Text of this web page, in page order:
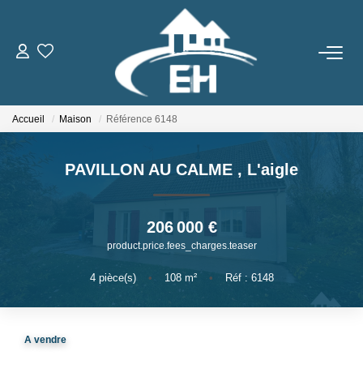
ACHETER
LOUER
Nos Biens
Gestion Locative
ESTIMER
Accueil Maison Référence 6148
PAVILLON AU CALME , L'aigle
206 000 €
product.price.fees_charges.teaser
4pièce(s) • 108m² • Réf : 6148
A vendre